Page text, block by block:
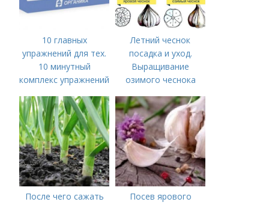
10 главных
упражнений для тех.
10 минутный
комплекс упражнений
времени на спорт
Летний чеснок
посадка и уход.
Выращивание
озимого чеснока
После чего сажать
Посев ярового